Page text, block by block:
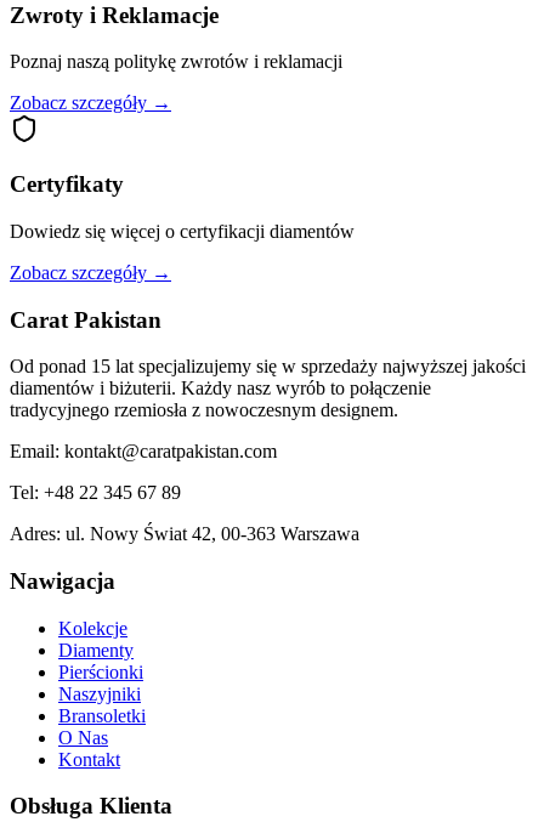
Zwroty i Reklamacje
Poznaj naszą politykę zwrotów i reklamacji
Zobacz szczegóły →
Certyfikaty
Dowiedz się więcej o certyfikacji diamentów
Zobacz szczegóły →
Carat Pakistan
Od ponad 15 lat specjalizujemy się w sprzedaży najwyższej jakości
diamentów i biżuterii. Każdy nasz wyrób to połączenie
tradycyjnego rzemiosła z nowoczesnym designem.
Email: kontakt@caratpakistan.com
Tel: +48 22 345 67 89
Adres: ul. Nowy Świat 42, 00-363 Warszawa
Nawigacja
Kolekcje
Diamenty
Pierścionki
Naszyjniki
Bransoletki
O Nas
Kontakt
Obsługa Klienta